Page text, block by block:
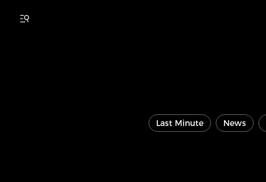
Last Minute News